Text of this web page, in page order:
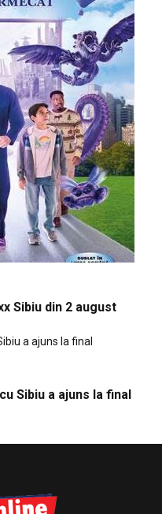
Sibiu din 2 august
Sibiu a ajuns la final